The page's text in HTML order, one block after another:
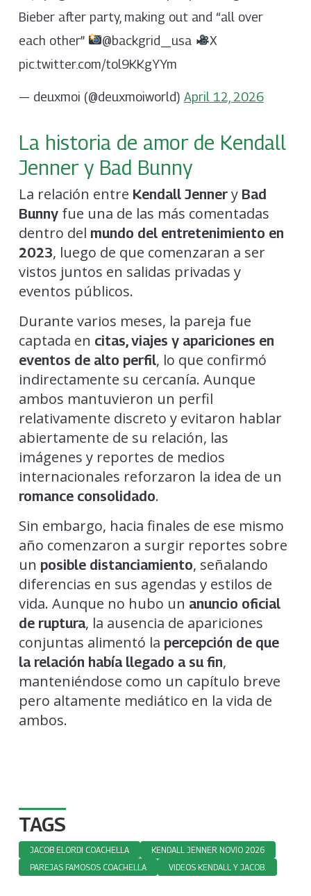
Bieber after party, making out and “all over
each other”
@backgrid_usa
X
pic.twitter.com/tol9KKgYYm
— deuxmoi (@deuxmoiworld) April 12, 2026
La historia de amor de Kendall
Jenner y Bad Bunny
La relación entre Kendall Jennery Bad
Bunnyfue una de las más comentadas
dentro del mundo del entretenimiento en
2023, luego de que comenzaran a ser
vistos juntos en salidas privadas y
eventos públicos.
Durante varios meses, la pareja fue
captada en citas, viajes y apariciones en
eventos de alto perfil, lo que confirmó
indirectamente su cercanía. Aunque
ambos mantuvieron un perfil
relativamente discreto y evitaron hablar
abiertamente de su relación, las
imágenes y reportes de medios
internacionales reforzaron la idea de un
romance consolidado.
Sin embargo, hacia finales de ese mismo
año comenzaron a surgir reportes sobre
un posible distanciamiento, señalando
diferencias en sus agendas y estilos de
vida. Aunque no hubo un anuncio oficial
de ruptura, la ausencia de apariciones
conjuntas alimentó la percepción de que
la relación había llegado a su fin,
manteniéndose como un capítulo breve
pero altamente mediático en la vida de
ambos.
TAGS
JACOB ELORDI COACHELLA
KENDALL JENNER NOVIO 2026
PAREJAS FAMOSOS COACHELLA
VIDEOS KENDALL Y JACOB.